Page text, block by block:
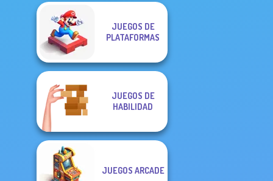
JUEGOS DE
PLATAFORMAS
JUEGOS DE
HABILIDAD
JUEGOS ARCADE